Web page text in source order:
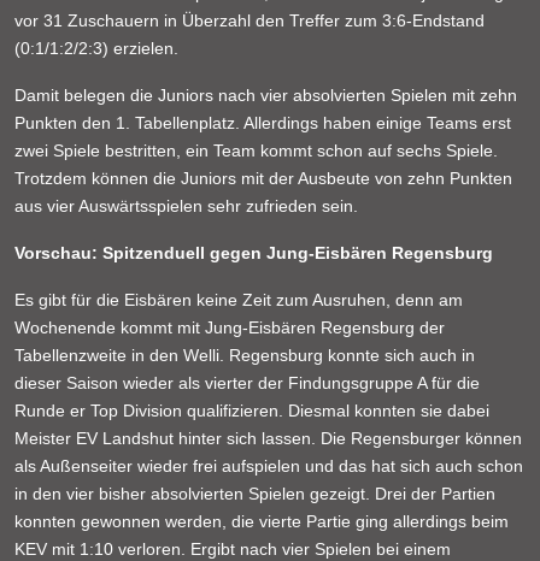
vor 31 Zuschauern in Überzahl den Treffer zum 3:6-Endstand
(0:1/1:2/2:3) erzielen.
Damit belegen die Juniors nach vier absolvierten Spielen mit zehn
Punkten den 1. Tabellenplatz. Allerdings haben einige Teams erst
zwei Spiele bestritten, ein Team kommt schon auf sechs Spiele.
Trotzdem können die Juniors mit der Ausbeute von zehn Punkten
aus vier Auswärtsspielen sehr zufrieden sein.
Vorschau: Spitzenduell gegen Jung-Eisbären Regensburg
Es gibt für die Eisbären keine Zeit zum Ausruhen, denn am
Wochenende kommt mit Jung-Eisbären Regensburg der
Tabellenzweite in den Welli. Regensburg konnte sich auch in
dieser Saison wieder als vierter der Findungsgruppe A für die
Runde er Top Division qualifizieren. Diesmal konnten sie dabei
Meister EV Landshut hinter sich lassen. Die Regensburger können
als Außenseiter wieder frei aufspielen und das hat sich auch schon
in den vier bisher absolvierten Spielen gezeigt. Drei der Partien
konnten gewonnen werden, die vierte Partie ging allerdings beim
KEV mit 1:10 verloren. Ergibt nach vier Spielen bei einem